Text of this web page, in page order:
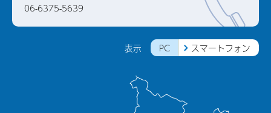
表示 PC スマートフォン
06-6375-5639